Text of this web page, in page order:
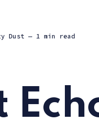
Dust — 1 min read